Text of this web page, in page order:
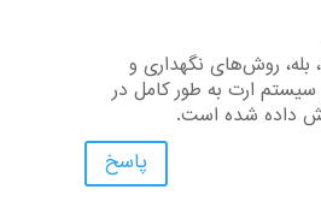
بله، روش‌های نگهداری و
ارت به طور کامل در
داده شده است.
پاسخ